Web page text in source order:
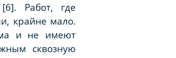
Работ, где
крайне мало.
и не имеют
сквозную